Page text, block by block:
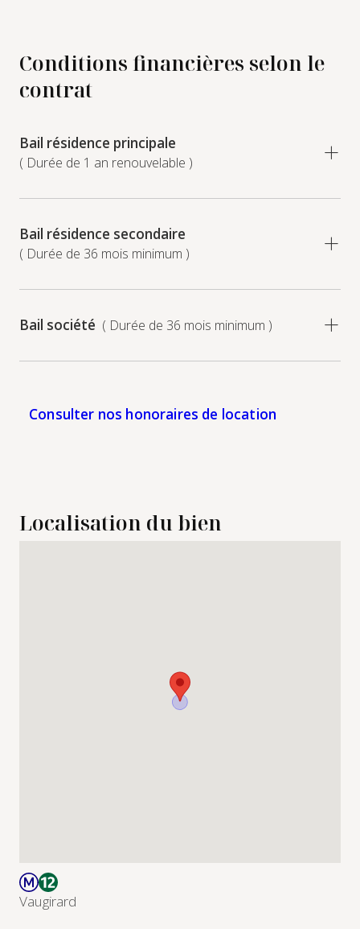
Conditions financières selon le
contrat
Bail résidence principale
( Durée de 1 an renouvelable )
Bail résidence secondaire
( Durée de 36 mois minimum )
Bail société ( Durée de 36 mois minimum )
Consulter nos honoraires de location
Localisation du bien
Vaugirard